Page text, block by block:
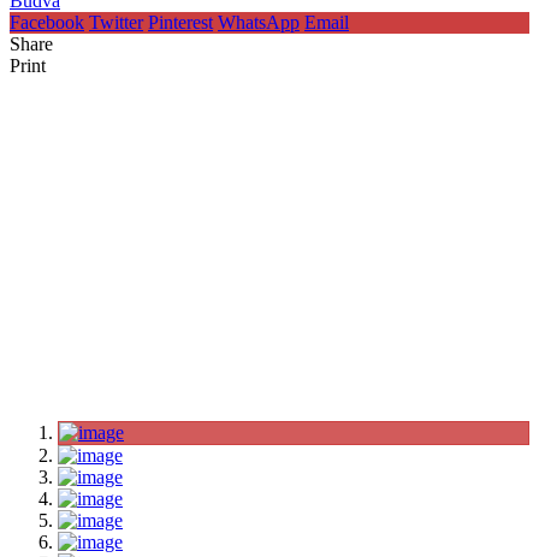
Facebook Twitter Pinterest WhatsApp Email
Share
Print